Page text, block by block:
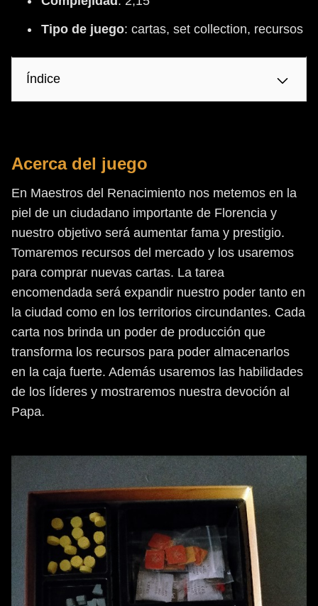
Tipo de juego: cartas, set collection, recursos
Índice
Acerca del juego
En Maestros del Renacimiento nos metemos en la
piel de un ciudadano importante de Florencia y
nuestro objetivo será aumentar fama y prestigio.
Tomaremos recursos del mercado y los usaremos
para comprar nuevas cartas. La tarea
encomendada será expandir nuestro poder tanto en
la ciudad como en los territorios circundantes. Cada
carta nos brinda un poder de producción que
transforma los recursos para poder almacenarlos
en la caja fuerte. Además usaremos las habilidades
de los líderes y mostraremos nuestra devoción al
Papa.